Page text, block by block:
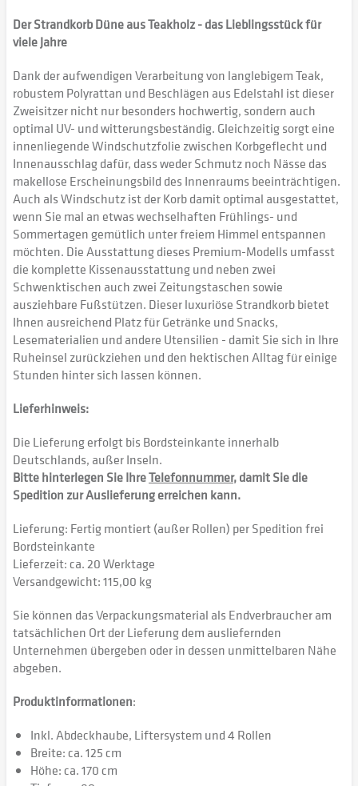
Der Strandkorb Düne aus Teakholz - das Lieblingsstück für
viele Jahre
Dank der aufwendigen Verarbeitung von langlebigem Teak,
robustem Polyrattan und Beschlägen aus Edelstahl ist dieser
Zweisitzer nicht nur besonders hochwertig, sondern auch
optimal UV- und witterungsbeständig. Gleichzeitig sorgt eine
innenliegende Windschutzfolie zwischen Korbgeflecht und
Innenausschlag dafür, dass weder Schmutz noch Nässe das
makellose Erscheinungsbild des Innenraums beeinträchtigen.
Auch als Windschutz ist der Korb damit optimal ausgestattet,
wenn Sie mal an etwas wechselhaften Frühlings- und
Sommertagen gemütlich unter freiem Himmel entspannen
möchten. Die Ausstattung dieses Premium-Modells umfasst
die komplette Kissenausstattung und neben zwei
Schwenktischen auch zwei Zeitungstaschen sowie
ausziehbare Fußstützen. Dieser luxuriöse Strandkorb bietet
Ihnen ausreichend Platz für Getränke und Snacks,
Lesematerialien und andere Utensilien - damit Sie sich in Ihre
Ruheinsel zurückziehen und den hektischen Alltag für einige
Stunden hinter sich lassen können.
Lieferhinweis:
Die Lieferung erfolgt bis Bordsteinkante innerhalb
Deutschlands, außer Inseln.
Bitte hinterlegen Sie IhreTelefonnummer, damit Sie die
Spedition zur Auslieferung erreichen kann.
Lieferung: Fertig montiert (außer Rollen) per Spedition frei
Bordsteinkante
Lieferzeit: ca. 20 Werktage
Versandgewicht: 115,00 kg
Sie können das Verpackungsmaterial als Endverbraucher am
tatsächlichen Ort der Lieferung dem ausliefernden
Unternehmen übergeben oder in dessen unmittelbaren Nähe
abgeben.
Produktinformationen:
Inkl. Abdeckhaube, Liftersystem und 4 Rollen
Breite: ca. 125 cm
Höhe: ca. 170 cm